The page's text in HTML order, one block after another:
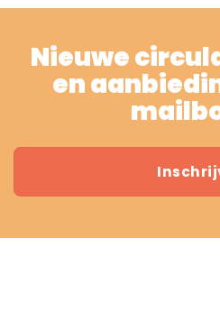
Nieuwe
en